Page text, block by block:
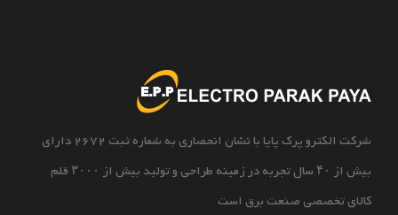
شرکت الکترو پرک پایا با نشان انحصاری به شماره ثبت 2672 دارای
بیش از ۴۰ سال تجربه در زمینه طراحی و تولید بیش از ۳۰۰۰ قلم
کالای تخصصی صنعت برق است